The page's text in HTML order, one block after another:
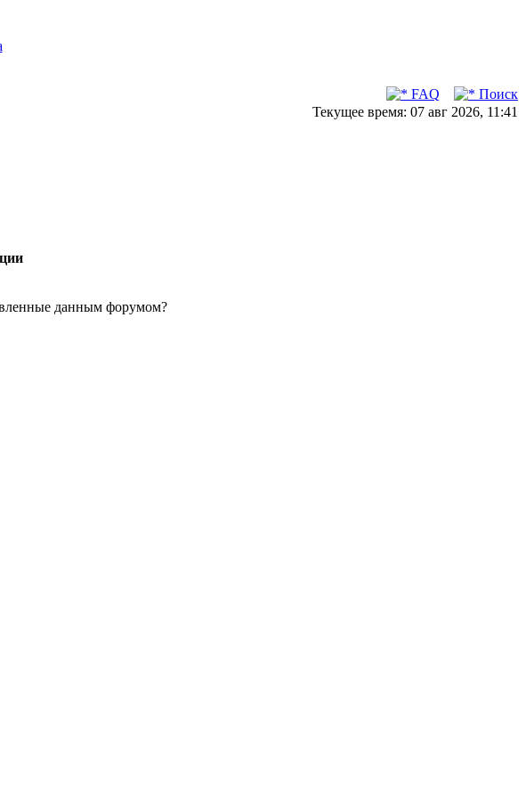
FAQ
Поиск
Текущее время: 07 авг 2026, 11:41
данным форумом?